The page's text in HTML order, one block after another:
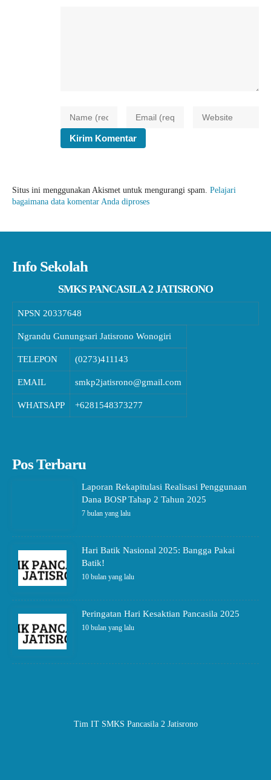
Situs ini menggunakan Akismet untuk mengurangi spam. Pelajari
bagaimana data komentar Anda diproses
Info Sekolah
SMKS PANCASILA 2 JATISRONO
NPSN 20337648
Ngrandu Gunungsari Jatisrono Wonogiri
TELEPON (0273)411143
EMAIL smkp2jatisrono@gmail.com
WHATSAPP +6281548373277
Pos Terbaru
Laporan Rekapitulasi Realisasi Penggunaan
Dana BOSP Tahap 2 Tahun 2025
7 bulan yang lalu
Hari Batik Nasional 2025: Bangga Pakai
Batik!
10 bulan yang lalu
Peringatan Hari Kesaktian Pancasila 2025
10 bulan yang lalu
Tim IT SMKS Pancasila 2 Jatisrono